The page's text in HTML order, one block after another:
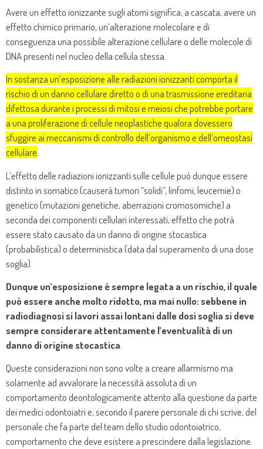
Avere un effetto ionizzante sugli atomi significa, a cascata, avere un
effetto chimico primario, un’alterazione molecolare e di
conseguenza una possibile alterazione cellulare o delle molecole di
DNA presenti nel nucleo della cellula stessa.
In sostanza un’esposizione alle radiazioni ionizzanti comporta il
rischio di un danno cellulare diretto o di una trasmissione ereditaria
difettosa durante i processi di mitosi e meiosi che potrebbe portare
a una proliferazione di cellule neoplastiche qualora dovessero
sfuggire ai meccanismi di controllo dell’organismo e dell’omeostasi
cellulare.
L’effetto delle radiazioni ionizzanti sulle cellule può dunque essere
distinto in somatico (causerà tumori “solidi”, linfomi, leucemie) o
genetico (mutazioni genetiche, aberrazioni cromosomiche) a
seconda dei componenti cellulari interessati, effetto che potrà
essere stato causato da un danno di origine stocastica
(probabilistica) o deterministica (data dal superamento di una dose
soglia).
Dunque un’esposizione è sempre legata a un rischio, il quale
può essere anche molto ridotto, ma mai nullo: sebbene in
radiodiagnosi si lavori assai lontani dalle dosi soglia si deve
sempre considerare attentamente l’eventualità di un
danno di origine stocastica
Queste considerazioni non sono volte a creare allarmismo ma
solamente ad avvalorare la necessità assoluta di un
comportamento deontologicamente attento alla questione da parte
dei medici odontoiatri e, secondo il parere personale di chi scrive, del
personale che fa parte del team dello studio odontoiatrico,
comportamento che deve esistere a prescindere dalla legislazione.